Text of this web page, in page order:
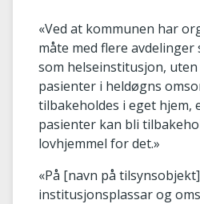
«Ved at kommunen har
måte med flere
som helseinstitusjon,
pasienter i heldøgns
tilbakeholdes i eget hjem,
pasienter kan bli
lovhjemmel for det.»
«På [navn på
institusjonsplassar og